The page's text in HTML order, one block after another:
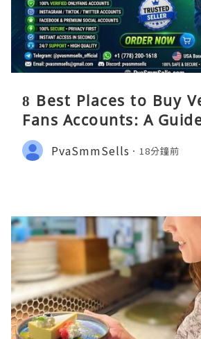
8 Best Places to Buy
Fans Accounts: A
PvaSmmSells 18分鐘前